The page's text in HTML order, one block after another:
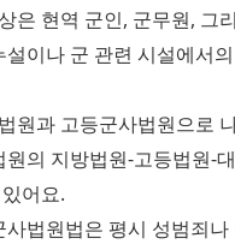
은 현역 군인, 군무원, 그
이나 군 관련 시설에서
원과 고등군사법원으로
의 지방법원-고등법원-
어요.
법원법은 평시 성범죄